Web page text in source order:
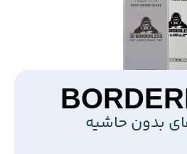
بدون حاشیه